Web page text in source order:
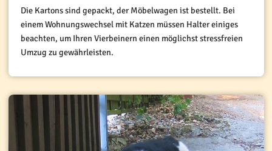
Die Kartons sind gepackt, der Möbelwagen ist bestellt. Bei
einem Wohnungswechsel mit Katzen müssen Halter einiges
beachten, um Ihren Vierbeinern einen möglichst stressfreien
Umzug zu gewährleisten.